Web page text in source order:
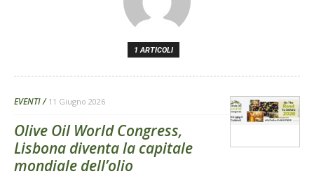
1 ARTICOLI
EVENTI 11 Giugno 2026
Olive Oil World Congress,
Lisbona diventa la capitale
mondiale dell’olio